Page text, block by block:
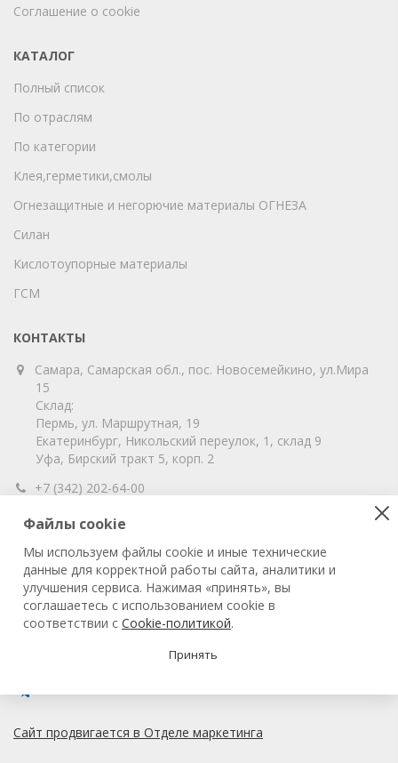
Соглашение о cookie
КАТАЛОГ
Полный список
По отраслям
По категории
Клея,герметики,смолы
Огнезащитные и негорючие материалы ОГНЕЗА
Силан
Кислотоупорные материалы
ГСМ
КОНТАКТЫ
Самара, Самарская обл., пос. Новосемейкино, ул.Мира
15
Склад:
Пермь, ул. Маршрутная, 19
Екатеринбург, Никольский переулок, 1, склад 9
Уфа, Бирский тракт 5, корп. 2
+7 (342) 202-64-00
info@vitahim-perm.ru
ООО «ВитаХим Пермь»
ОГРН: 1115905003059
ИНН/КПП: 5905285619/590501001
Сайт продвигается в Отделе маркетинга
Файлы cookie
Мы используем файлы cookie и иные технические
данные для корректной работы сайта, аналитики и
улучшения сервиса. Нажимая «принять», вы
соглашаетесь с использованием cookie в
соответствии с Cookie-политикой.
Принять